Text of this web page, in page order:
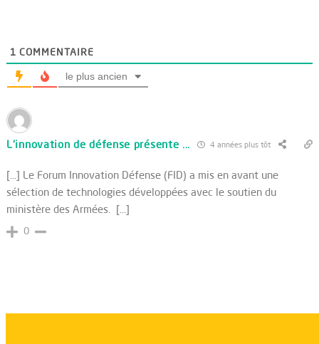
1 COMMENTAIRE
le plus ancien
L'innovation de défense présente ... 4 années plus tôt
[…] Le Forum Innovation Défense (FID) a mis en avant une
sélection de technologies développées avec le soutien du
ministère des Armées. […]
0